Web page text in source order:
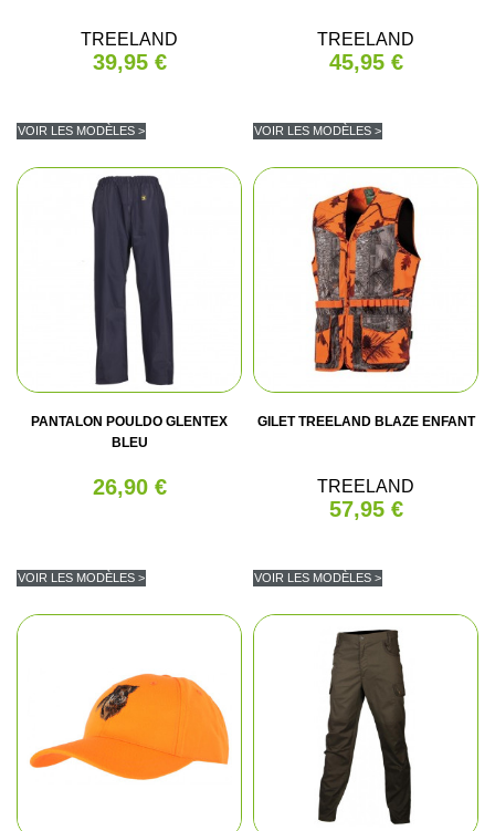
TREELAND
39,95 €
VOIR LES MODÈLES >
TREELAND
45,95 €
VOIR LES MODÈLES >
PANTALON POULDO GLENTEX
BLEU
26,90 €
VOIR LES MODÈLES >
GILET TREELAND BLAZE ENFANT
TREELAND
57,95 €
VOIR LES MODÈLES >